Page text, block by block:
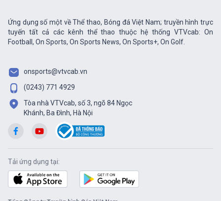
Ứng dụng số một về Thể thao, Bóng đá Việt Nam; truyền hình trực
tuyến tất cả các kênh thể thao thuộc hệ thống VTVcab: On
Football, On Sports, On Sports News, On Sports+, On Golf.
onsports@vtvcab.vn
(0243) 771 4929
Tòa nhà VTVcab, số 3, ngõ 84 Ngọc
Khánh, Ba Đình, Hà Nội
Tải ứng dụng tại: